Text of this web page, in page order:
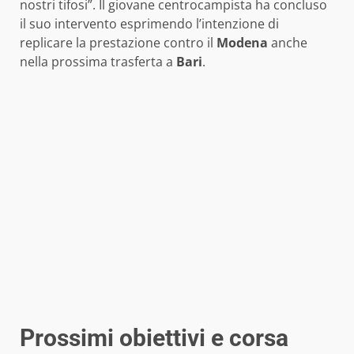
nostri tifosi”. Il giovane centrocampista ha concluso
il suo intervento esprimendo l’intenzione di
replicare la prestazione contro il Modena anche
nella prossima trasferta a Bari.
Prossimi obiettivi e corsa